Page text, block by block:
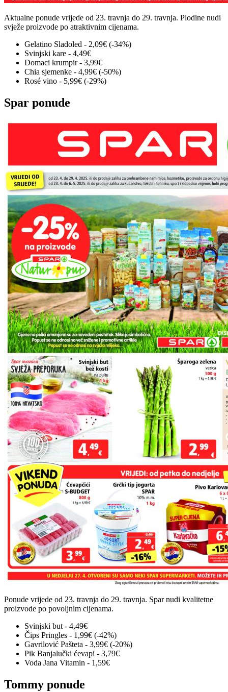
Aktualne ponude vrijede od 23. travnja do 29. travnja. Plodine nudi
svježe proizvode po atraktivnim cijenama.
Gelatino Sladoled - 2,09€ (-34%)
Svinjski kare - 4,49€
Domaci krumpir - 3,99€
Chia sjemenke - 4,99€ (-50%)
Rosé vino - 5,99€ (-29%)
Spar ponude
Ponude vrijede od 23. travnja do 29. travnja. Spar nudi kvalitetne
proizvode po povoljnim cijenama.
Svinjski but - 4,49€
Čips Pringles - 1,99€ (-42%)
Gavrilović Pašteta - 3,99€ (-20%)
Pik Banjalučki ćevapi - 3,79€
Voda Jana Vitamin - 1,59€
Tommy ponude